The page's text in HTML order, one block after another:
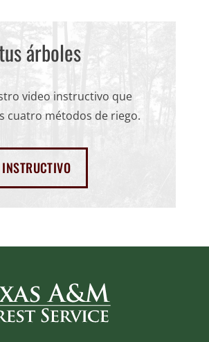
árboles
video instructivo que
cuatro métodos de riego.
Media